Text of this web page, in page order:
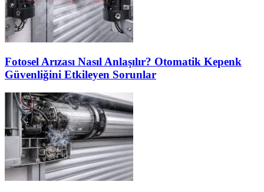
Fotosel Arızası Nasıl Anlaşılır? Otomatik Kepenk
Güvenliğini Etkileyen Sorunlar